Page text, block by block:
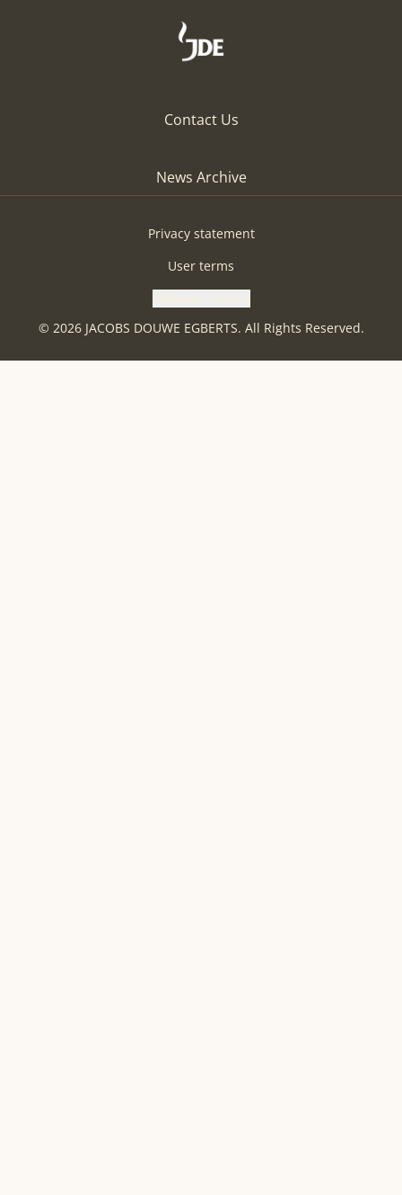
Contact Us
News Archive
Privacy statement
User terms
© 2026 JACOBS DOUWE EGBERTS. All Rights Reserved.